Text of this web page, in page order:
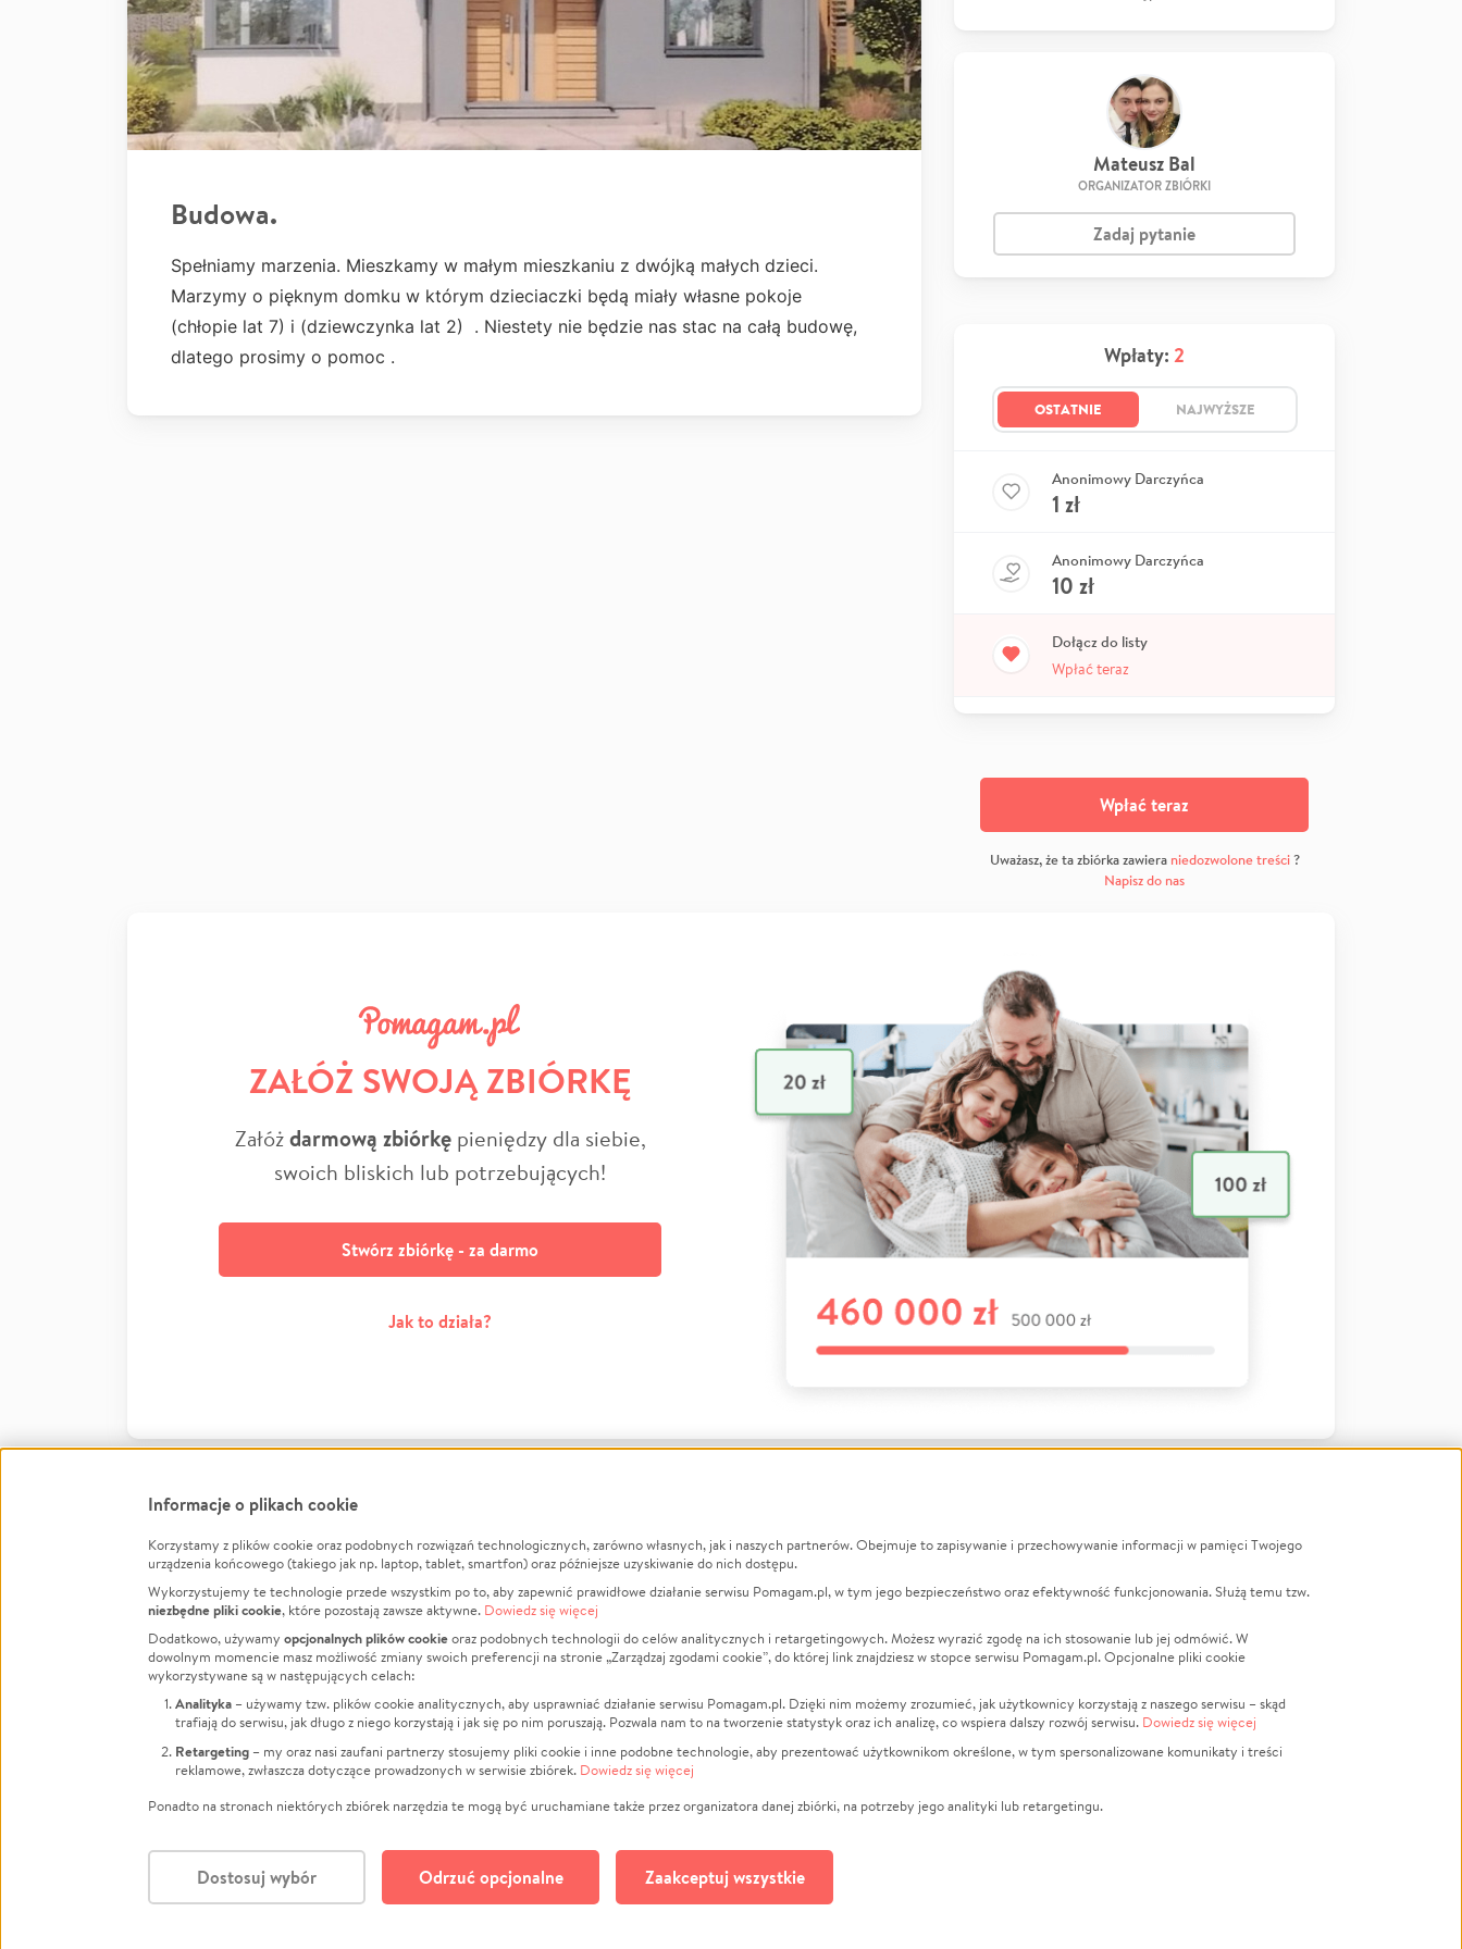
Budowa.
Spełniamy marzenia. Mieszkamy w małym mieszkaniu z dwójką małych dzieci.
Marzymy o pięknym domku w którym dzieciaczki będą miały własne pokoje
(chłopie lat 7) i (dziewczynka lat 2) . Niestety nie będzie nas stac na całą budowę,
dlatego prosimy o pomoc .
Mateusz Bal
ORGANIZATOR ZBIÓRKI
Zadaj pytanie
Wpłaty: 2
OSTATNIE NAJWYŻSZE
Anonimowy Darczyńca
1 zł
Anonimowy Darczyńca
10 zł
Dołącz do listy
Wpłać teraz
Wpłać teraz
Uważasz, że ta zbiórka zawiera niedozwolone treści?
Napisz do nas
ZAŁÓŻ SWOJĄ ZBIÓRKĘ
Załóżdarmową zbiórkępieniędzy dla siebie,
swoich bliskich lub potrzebujących!
Stwórz zbiórkę - za darmo
Jak to działa?
FacebookTwitter Instagram
LinkedInTikTok Youtube
Informacje
Jak to działa?
Regulamin
Polityka Prywatności
Kontakt
Porównanie serwisów
Polityka plików cookie
Zarządzaj zgodami cookie
O nas
Opinie
Raporty
Za darmo
Dla NGO
Fundacja Pomagam.pl
Zbieraj na
Leczenie
Zwierzęta
Pożar
Sport
Pomoc Finansowa
Pogrzeb
LGBTQ+
Powódź
Wichura
Religia
Edukacja
Polski
Informacje o plikach cookie
Korzystamy z plików cookie oraz podobnych rozwiązań technologicznych, zarówno własnych, jak i naszych partnerów. Obejmuje to zapisywanie i przechowywanie informacji w pamięci Twojego
urządzenia końcowego (takiego jak np. laptop, tablet, smartfon) oraz późniejsze uzyskiwanie do nich dostępu.
Wykorzystujemy te technologie przede wszystkim po to, aby zapewnić prawidłowe działanie serwisu Pomagam.pl, w tym jego bezpieczeństwo oraz efektywność funkcjonowania. Służą temu tzw.
niezbędne pliki cookie, które pozostają zawsze aktywne. Dowiedz się więcej
Dodatkowo, używamy opcjonalnych plików cookieoraz podobnych technologii do celów analitycznych i retargetingowych. Możesz wyrazić zgodę na ich stosowanie lub jej odmówić. W
dowolnym momencie masz możliwość zmiany swoich preferencji na stronie „Zarządzaj zgodami cookie”, do której link znajdziesz w stopce serwisu Pomagam.pl. Opcjonalne pliki cookie
wykorzystywane są w następujących celach:
Analityka – używamy tzw. plików cookie analitycznych, aby usprawniać działanie serwisu Pomagam.pl. Dzięki nim możemy zrozumieć, jak użytkownicy korzystają z naszego serwisu – skąd
trafiają do serwisu, jak długo z niego korzystają i jak się po nim poruszają. Pozwala nam to na tworzenie statystyk oraz ich analizę, co wspiera dalszy rozwój serwisu. Dowiedz się więcej
Retargeting – my oraz nasi zaufani partnerzy stosujemy pliki cookie i inne podobne technologie, aby prezentować użytkownikom określone, w tym spersonalizowane komunikaty i treści
reklamowe, zwłaszcza dotyczące prowadzonych w serwisie zbiórek. Dowiedz się więcej
Ponadto na stronach niektórych zbiórek narzędzia te mogą być uruchamiane także przez organizatora danej zbiórki, na potrzeby jego analityki lub retargetingu.
Dostosuj wybór Odrzuć opcjonalne Zaakceptuj wszystkie